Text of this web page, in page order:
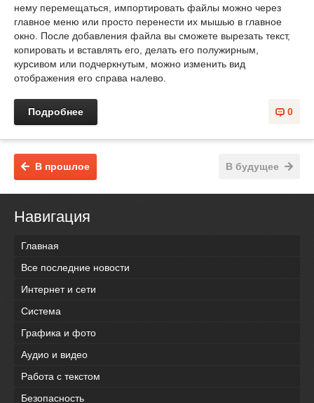
нему перемещаться, импортировать файлы можно через
главное меню или просто перенести их мышью в главное
окно. После добавления файла вы сможете вырезать текст,
копировать и вставлять его, делать его полужирным,
курсивом или подчеркнутым, можно изменить вид
отображения его справа налево.
0
Подробнее
В будущее
В прошлое
Навигация
Главная
Все последние новости
Интернет и сети
Система
Графика и фото
Аудио и видео
Работа с текстом
Безопасность